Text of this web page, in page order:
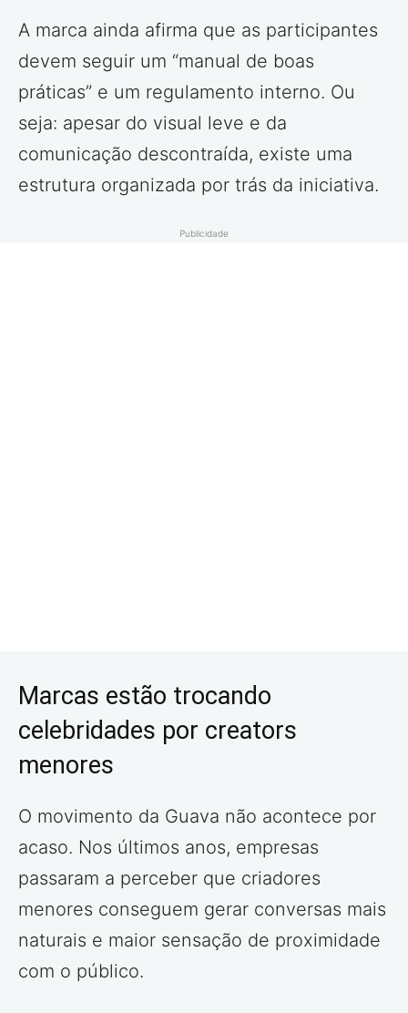
A marca ainda afirma que as participantes
devem seguir um “manual de boas
práticas” e um regulamento interno. Ou
seja: apesar do visual leve e da
comunicação descontraída, existe uma
estrutura organizada por trás da iniciativa.
Publicidade
Marcas estão trocando
celebridades por creators
menores
O movimento da Guava não acontece por
acaso. Nos últimos anos, empresas
passaram a perceber que criadores
menores conseguem gerar conversas mais
naturais e maior sensação de proximidade
com o público.